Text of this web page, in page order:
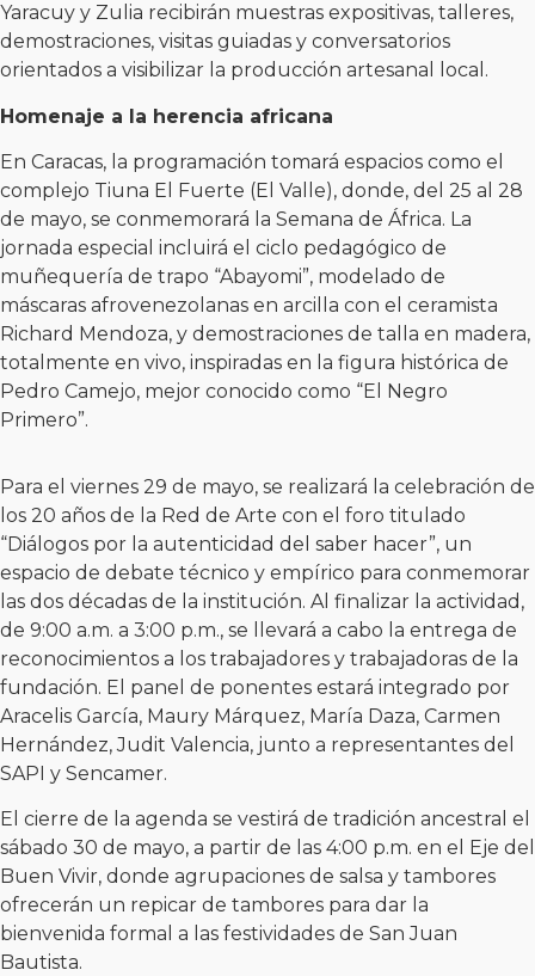
Yaracuy y Zulia recibirán muestras expositivas, talleres,
demostraciones, visitas guiadas y conversatorios
orientados a visibilizar la producción artesanal local.
Homenaje a la herencia africana
En Caracas, la programación tomará espacios como el
complejo Tiuna El Fuerte (El Valle), donde, del 25 al 28
de mayo, se conmemorará la Semana de África. La
jornada especial incluirá el ciclo pedagógico de
muñequería de trapo “Abayomi”, modelado de
máscaras afrovenezolanas en arcilla con el ceramista
Richard Mendoza, y demostraciones de talla en madera,
totalmente en vivo, inspiradas en la figura histórica de
Pedro Camejo, mejor conocido como “El Negro
Primero”.
Para el viernes 29 de mayo, se realizará la celebración de
los 20 años de la Red de Arte con el foro titulado
“Diálogos por la autenticidad del saber hacer”, un
espacio de debate técnico y empírico para conmemorar
las dos décadas de la institución. Al finalizar la actividad,
de 9:00 a.m. a 3:00 p.m., se llevará a cabo la entrega de
reconocimientos a los trabajadores y trabajadoras de la
fundación. El panel de ponentes estará integrado por
Aracelis García, Maury Márquez, María Daza, Carmen
Hernández, Judit Valencia, junto a representantes del
SAPI y Sencamer.
El cierre de la agenda se vestirá de tradición ancestral el
sábado 30 de mayo, a partir de las 4:00 p.m. en el Eje del
Buen Vivir, donde agrupaciones de salsa y tambores
ofrecerán un repicar de tambores para dar la
bienvenida formal a las festividades de San Juan
Bautista.